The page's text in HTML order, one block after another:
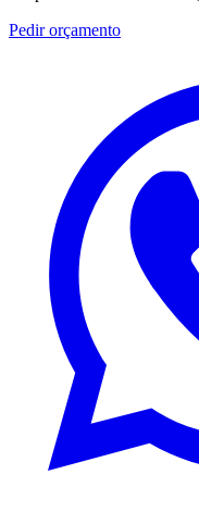
Pedir orçamento